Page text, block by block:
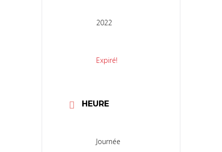
2022
Expiré!
HEURE
Journée